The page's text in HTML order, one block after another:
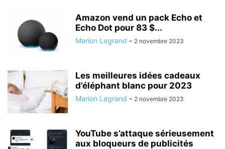
Amazon vend un pack Echo et
Echo Dot pour 83 $...
Marion Legrand - 2 novembre 2023
Les meilleures idées cadeaux
d’éléphant blanc pour 2023
Marion Legrand - 2 novembre 2023
YouTube s’attaque sérieusement
aux bloqueurs de publicités